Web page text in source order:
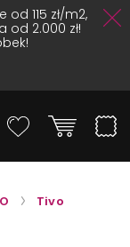
115 zł/m2,
2.000 zł!
Tivo